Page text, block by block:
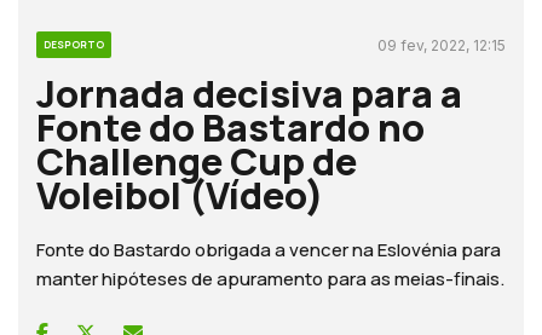
DESPORTO 09 fev, 2022, 12:15
Jornada decisiva para a
Fonte do Bastardo no
Challenge Cup de
Voleibol (Vídeo)
Fonte do Bastardo obrigada a vencer na Eslovénia para
manter hipóteses de apuramento para as meias-finais.